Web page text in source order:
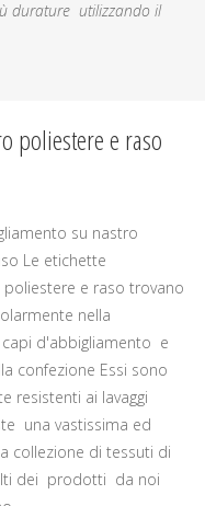
durature utilizzando il
poliestere e raso
su nastro
Le etichette
e raso trovano
nella
d'abbigliamento e
confezione Essi sono
resistenti ai lavaggi
una vastissima ed
collezione di tessuti di
dei prodotti da noi